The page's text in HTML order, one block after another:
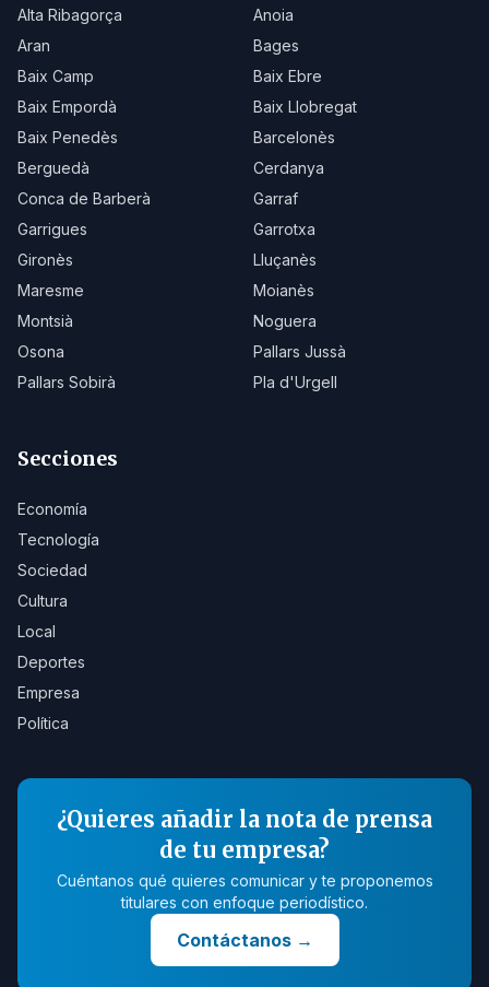
Alta Ribagorça
Anoia
Aran
Bages
Baix Camp
Baix Ebre
Baix Empordà
Baix Llobregat
Baix Penedès
Barcelonès
Berguedà
Cerdanya
Conca de Barberà
Garraf
Garrigues
Garrotxa
Gironès
Lluçanès
Maresme
Moianès
Montsià
Noguera
Osona
Pallars Jussà
Pallars Sobirà
Pla d'Urgell
Secciones
Economía
Tecnología
Sociedad
Cultura
Local
Deportes
Empresa
Política
¿Quieres añadir la nota de prensa
de tu empresa?
Cuéntanos qué quieres comunicar y te proponemos
titulares con enfoque periodístico.
Contáctanos→